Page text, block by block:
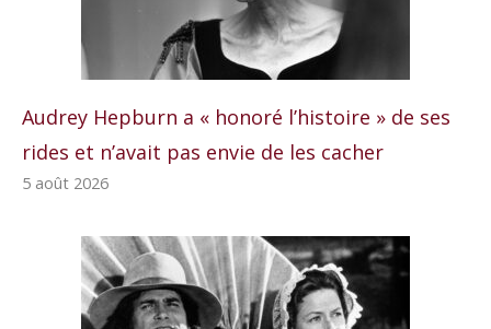
Audrey Hepburn a « honoré l’histoire » de ses
rides et n’avait pas envie de les cacher
5 août 2026